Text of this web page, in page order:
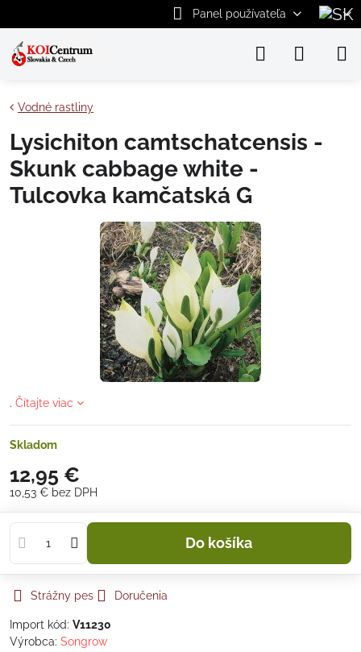
Panel používateľa
Vodné rastliny
Lysichiton camtschatcensis -
Skunk cabbage white -
Tulcovka kamčatská G
. Čítajte viac
Skladom
12,95 €
10,53 € bez DPH
Do košíka
Strážny pes Doručenia
Import kód: V11230
Výrobca: Songrow